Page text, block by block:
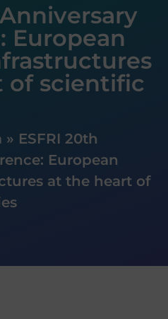
European
of scientific
» ESFRI 20th
European
at the heart of